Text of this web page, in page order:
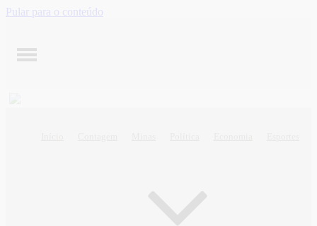
Pular para o conteúdo